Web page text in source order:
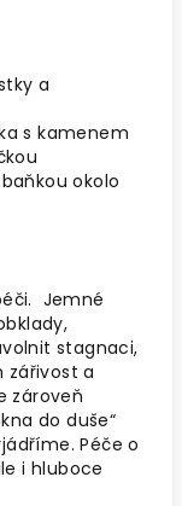
a
s kamenem
okolo
Jemné
stagnaci,
zářivost a
zároveň
do duše“
Péče o
i hluboce